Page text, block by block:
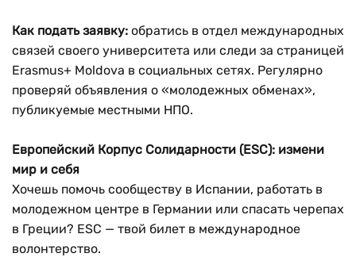
Как подать заявку: обратись в отдел международных
связей своего университета или следи за страницей
Erasmus+ Moldova в социальных сетях. Регулярно
проверяй объявления о «молодежных обменах»,
публикуемые местными НПО.
Европейский Корпус Солидарности (ESC): измени
мир и себя
Хочешь помочь сообществу в Испании, работать в
молодежном центре в Германии или спасать черепах
в Греции? ESC — твой билет в международное
волонтерство.